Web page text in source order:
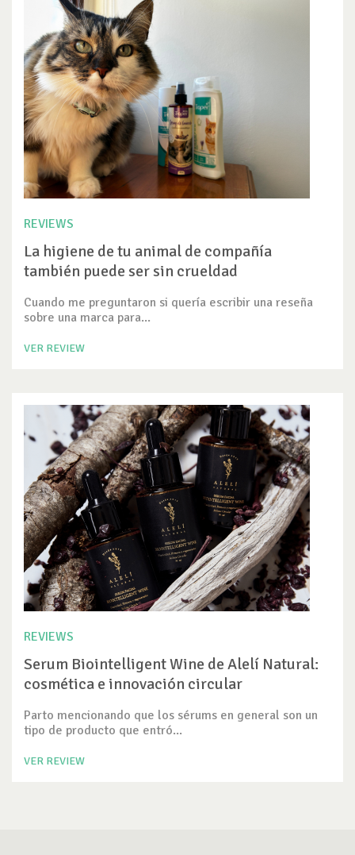
REVIEWS
La higiene de tu animal de compañía
también puede ser sin crueldad
Cuando me preguntaron si quería escribir una reseña
sobre una marca para...
VER REVIEW
REVIEWS
Serum Biointelligent Wine de Alelí Natural:
cosmética e innovación circular
Parto mencionando que los sérums en general son un
tipo de producto que entró...
VER REVIEW